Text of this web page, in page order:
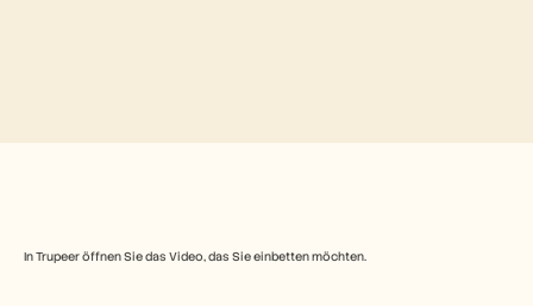
In Trupeer öffnen Sie das Video, das Sie einbetten möchten.
Industry